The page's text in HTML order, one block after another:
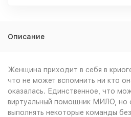
Описание
Женщина приходит в себя в
что не может вспомнить ни кто
оказалась. Единственное, что
виртуальный помощник МИЛО, но
выполнять некоторые команды